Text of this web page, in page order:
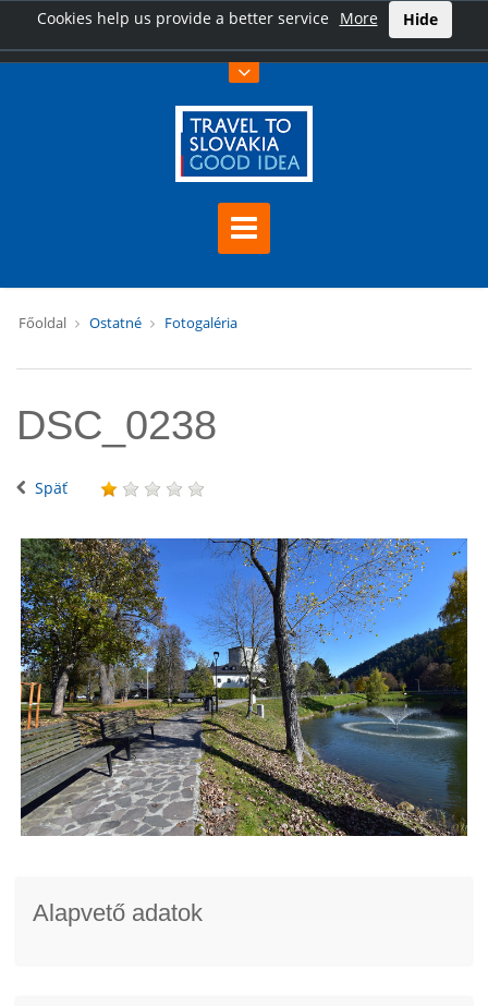
Cookies help us provide a better service More Hide
Főoldal Ostatné Fotogaléria
DSC_0238
Späť
Alapvető adatok